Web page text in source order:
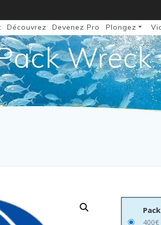
Découvrez Devenez Pro Plongez
Wreck
400€